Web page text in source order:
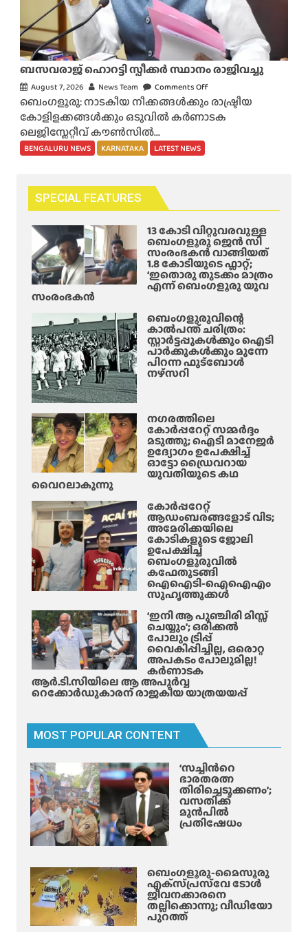
വാ
ക്ക
ൾ
മ
രി
;
മൂ
രു
ത
രം
ത്തി
ന്
വി
ല
യി
?
:
ക
ടം
മൂ
ല
മു
ണ്ടാ
ന
ര
ക
യാ
ൾ
സാ
നി
കൃ
വെ
ളി
പ്പെ
ടു
ത്തു
ന്നു
!
ബസവരാജ് ഹൊറട്ടി സ്പീക്കർ സ്ഥാനം രാജിവച്ചു
August 7, 2026 News Team Comments Off
n
ബ
റ
സ്പീ
ക്ക
ർ
സ്ഥാ
രാ
ജി
വ
ച്ചു
ബെംഗളൂരു: നാടകീയ നീക്കങ്ങൾക്കും രാഷ്ട്രീയ
കോളിളക്കങ്ങൾക്കും ഒടുവിൽ കർണാടക
ലെജിസ്ലേറ്റീവ് കൗൺസിൽ...
BENGALURU NEWS KARNATAKA LATEST NEWS
SPECIAL FEATURES
13 കോടി വിറ്റുവരവുള്ള
ബെംഗളൂരു ജെൻ സി
സംരംഭകൻ വാങ്ങിയത്
1.8 കോടിയുടെ ഫ്ലാറ്റ്;
‘ഇതൊരു തുടക്കം മാത്രം
എന്ന് ബെംഗളൂരു യുവ
സംരംഭകൻ
ബെംഗളൂരുവിന്റെ
കാൽപന്ത് ചരിത്രം:
സ്റ്റാർട്ടപ്പുകൾക്കും ഐടി
പാർക്കുകൾക്കും മുന്നേ
പിറന്ന ഫുട്ബോൾ
നഴ്സറി
നഗരത്തിലെ
കോർപ്പറേറ്റ് സമ്മർദ്ദം
മടുത്തു; ഐടി മാനേജർ
ഉദ്യോഗം ഉപേക്ഷിച്ച്
ഓട്ടോ ഡ്രൈവറായ
യുവതിയുടെ കഥ
വൈറലാകുന്നു
കോർപ്പറേറ്റ്
ആഡംബരങ്ങളോട് വിട;
അമേരിക്കയിലെ
കോടികളുടെ ജോലി
ഉപേക്ഷിച്ച്
ബെംഗളൂരുവിൽ
കഫേതുടങ്ങി
ഐഐടി-ഐഐഎം
സുഹൃത്തുക്കൾ
‘ഇനി ആ പുഞ്ചിരി മിസ്സ്
ചെയ്യും’; ഒരിക്കൽ
പോലും ട്രിപ്പ്
വൈകിപ്പിച്ചില്ല, ഒരൊറ്റ
അപകടം പോലുമില്ല!
കർണാടക
ആർ.ടി.സിയിലെ ആ അപൂർവ്വ
റെക്കോർഡുകാരന് രാജകീയ യാത്രയയപ്പ്
MOST POPULAR CONTENT
‘സച്ചിന്‍റെ
ഭാരതരത്ന
തിരിച്ചെടുക്കണം’;
വസതിക്ക്
മുൻപിൽ
പ്രതിഷേധം
ബെംഗളൂരു-മൈസൂരു
എക്‌സ്‌പ്രസ്‌വേ ടോൾ
ജീവനക്കാരനെ
തല്ലിക്കൊന്നു; വീഡിയോ
പുറത്ത്